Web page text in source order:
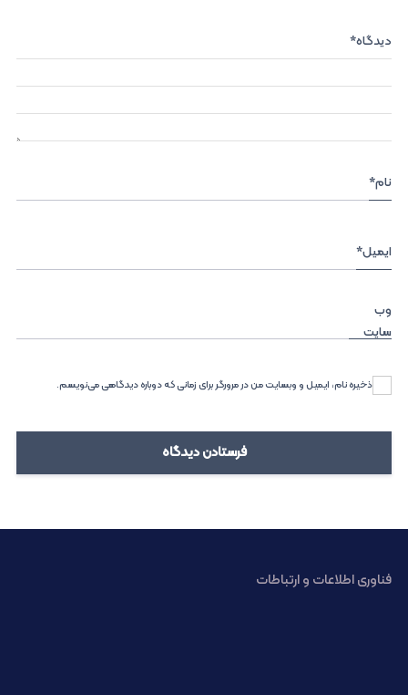
دیدگاه*
نام*
ایمیل*
وب‌
سایت
ذخیره نام، ایمیل و وبسایت من در مرورگر برای زمانی که دوباره دیدگاهی می‌نویسم.
فناوری اطلاعات و ارتباطات